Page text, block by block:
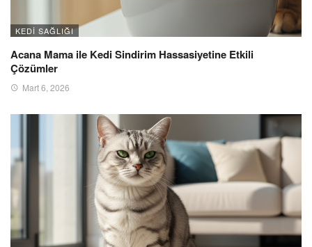
KEDI SAĞLIĞI
Acana Mama ile Kedi Sindirim Hassasiyetine Etkili
Çözümler
Mart 6, 2026